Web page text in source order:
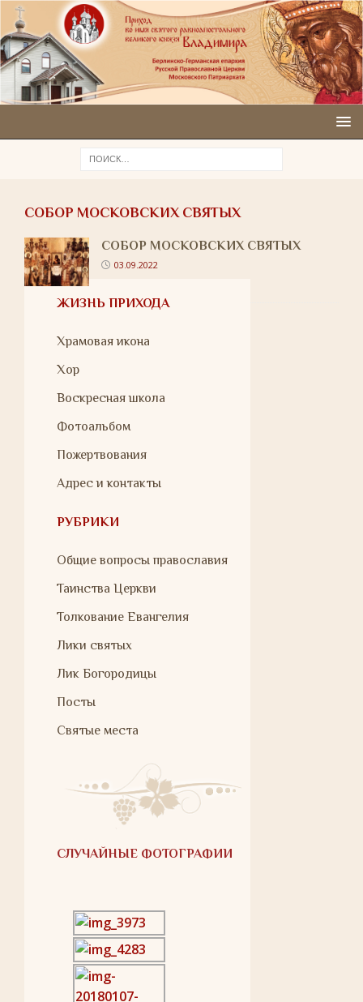
СОБОР МОСКОВСКИХ СВЯТЫХ
СОБОР МОСКОВСКИХ СВЯТЫХ
03.09.2022
ЖИЗНЬ ПРИХОДА
Храмовая икона
Хор
Воскресная школа
Фотоальбом
Пожертвования
Адрес и контакты
РУБРИКИ
Общие вопросы православия
Таинства Церкви
Толкование Евангелия
Лики святых
Лик Богородицы
Посты
Святые места
СЛУЧАЙНЫЕ ФОТОГРАФИИ